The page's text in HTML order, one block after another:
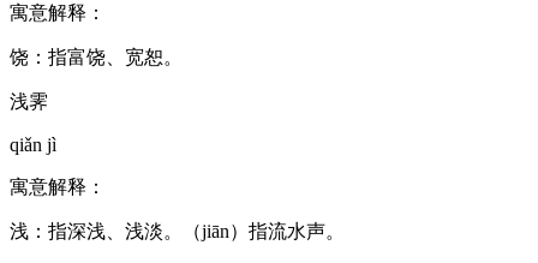
寓意解释：
饶：指富饶、宽恕。
浅霁
qiǎn jì
寓意解释：
浅：指深浅、浅淡。（jiān）指流水声。